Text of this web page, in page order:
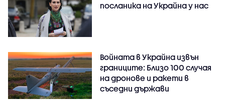
посланика на Украйна у нас
Войната в Украйна извън
границите: Близо 100 случая
на дронове и ракети в
съседни държави